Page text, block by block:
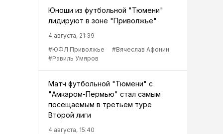
Юноши из футбольной "Тюмени"
лидируют в зоне "Приволжье"
4 августа, 21:39
#ЮФЛ Приволжье
#Вячеслав Афонин
#Равиль Умяров
Матч футбольной "Тюмени" с
"Амкаром-Пермью" стал самым
посещаемым в третьем туре
Второй лиги
4 августа, 15:40